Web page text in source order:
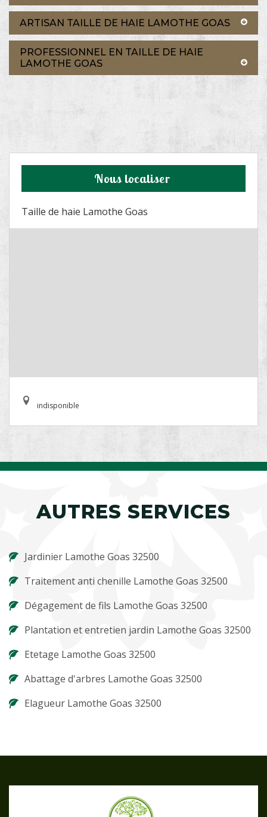
ARTISAN TAILLE DE HAIE LAMOTHE GOAS
PROFESSIONNEL EN TAILLE DE HAIE
LAMOTHE GOAS
Nous localiser
Taille de haie Lamothe Goas
indisponible
AUTRES SERVICES
Jardinier Lamothe Goas 32500
Traitement anti chenille Lamothe Goas 32500
Dégagement de fils Lamothe Goas 32500
Plantation et entretien jardin Lamothe Goas 32500
Etetage Lamothe Goas 32500
Abattage d'arbres Lamothe Goas 32500
Elagueur Lamothe Goas 32500